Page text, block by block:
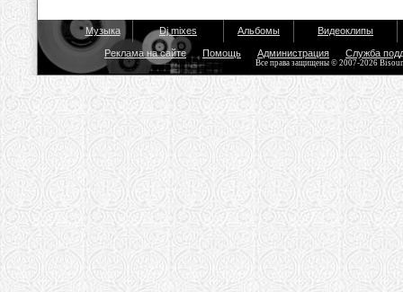
Музыка Dj mixes Альбомы Видеоклипы
Реклама на сайте Помощь Администрация Служба
Все права защищены © 2007-2026